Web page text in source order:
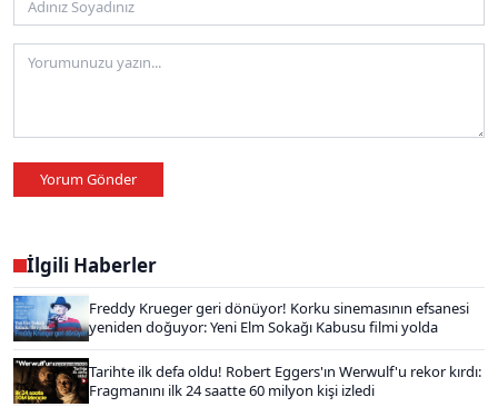
Yorum Gönder
İlgili Haberler
Freddy Krueger geri dönüyor! Korku sinemasının efsanesi
yeniden doğuyor: Yeni Elm Sokağı Kabusu filmi yolda
Tarihte ilk defa oldu! Robert Eggers'ın Werwulf'u rekor kırdı:
Fragmanını ilk 24 saatte 60 milyon kişi izledi